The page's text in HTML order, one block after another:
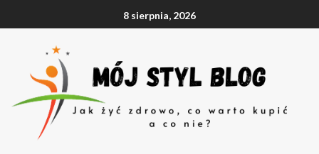
8 sierpnia, 2026